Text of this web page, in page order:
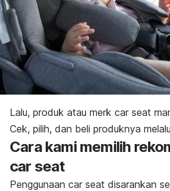
Lalu, produk atau merk car seat
Cek, pilih, dan beli produknya
Cara kami memilih
car seat
Penggunaan car seat disarankan